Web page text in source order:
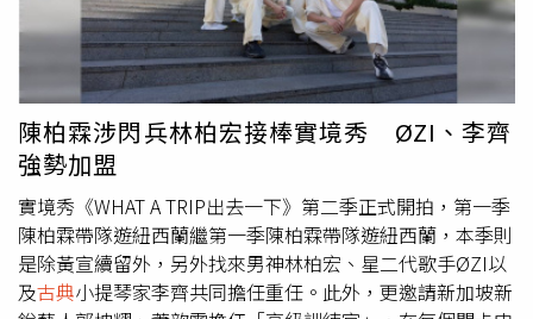
歲月的故事，在一盞老茶中輕描淡寫，在一幅梅花爭豔圖上
駐足…..」。林育賢頗為自得地表示，說自己揚棄了於一般
陶藝家慣用的「單手內撐」等爆裂紋手法，而以反覆試煉、
獨樹一格的表現技法，呈現新的崩裂紋效果。接著再以「仿
古做舊」的精神，針對宋代院體畫中，梅花綻放、小雀躍上
枝頭的玲瓏模樣，運用偏紅的金黃色暈染，呈現古絹畫的質
感，並以岩礦拍打強化紙絹的斑駁意象。而象徵古畫卷時光
流逝的裂紋，不僅貫通整個壺面，更突出裂紋枝枒上的梅花
點點，令人沈醉其中。林育賢台灣岩礦壺作品「絹上談
梅」。（圖／吳德亮攝影）從疫情肆虐的前幾年至今，不僅
引遊客專程赴金門追星，延長停留天數，帶動旅宿與餐飲產
業。陳玉珍說，其次是活化戰地空間，打造全球唯一的沉浸
式戰地舞台，她主張在不破壞結構前提下，對花崗岩坑道、
歷史碉堡及海灘陣地進行數位化燈光與音響設備升級，讓坑
道音樂節不再侷限於古典音樂，也能結合流行音樂、電子音
樂及燈光秀，塑造具話題性的觀光亮點。第三則是發展「音
樂×高粱×落日」微醺經濟。陳玉珍表示，可結合金門高粱
酒與調酒文化，邀請頂尖調酒師跨界合作，推出年輕化調酒
品牌，同時在金門具代表性的夕陽景點打造音樂酒吧，結合
音樂、調酒與海景，吸引觀光客體驗不同於傳統觀光的新型
陳柏霖涉閃兵林柏宏接棒實境秀 ØZI、李齊
強勢加盟
實境秀《WHAT A TRIP出去一下》第二季正式開拍，第一季
陳柏霖帶隊遊紐西蘭繼第一季陳柏霖帶隊遊紐西蘭，本季則
是除黃宣續留外，另外找來男神林柏宏、星二代歌手ØZI以
及古典小提琴家李齊共同擔任重任。此外，更邀請新加坡新